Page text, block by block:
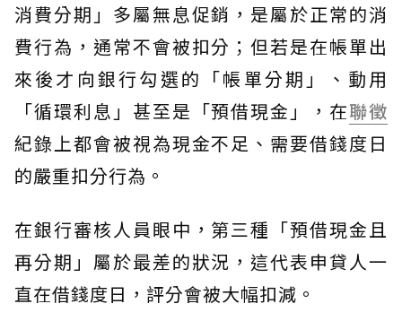
消費分期」多屬無息促銷，是屬於正常的消
費行為，通常不會被扣分；但若是在帳單出
來後才向銀行勾選的「帳單分期」、動用
「循環利息」甚至是「預借現金」，在聯徵
紀錄上都會被視為現金不足、需要借錢度日
的嚴重扣分行為。
在銀行審核人員眼中，第三種「預借現金且
再分期」屬於最差的狀況，這代表申貸人一
直在借錢度日，評分會被大幅扣減。